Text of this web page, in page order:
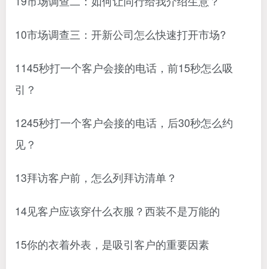
10市场调查三：开新公司怎么快速打开市场?
1145秒打一个客户会接的电话，前15秒怎么吸
引？
1245秒打一个客户会接的电话，后30秒怎么约
见？
13拜访客户前，怎么列拜访清单？
14见客户应该穿什么衣服？西装不是万能的
15你的衣着外表，是吸引客户的重要因素